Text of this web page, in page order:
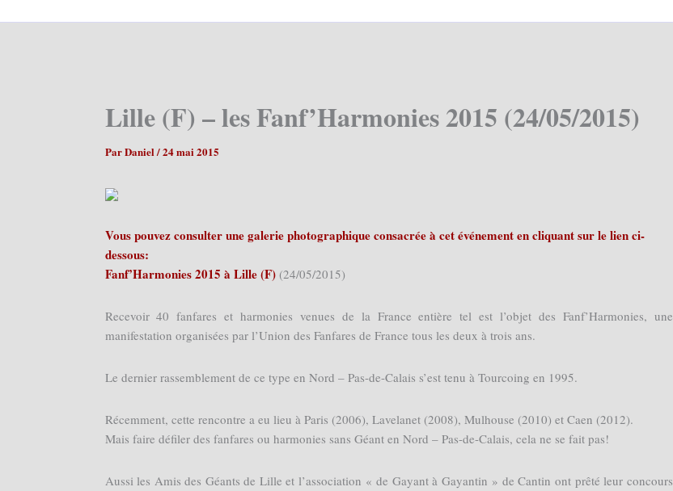
Lille (F) – les Fanf’Harmonies 2015 (24/05/2015)
ParDaniel /24 mai 2015
Vous pouvez consulter une galerie photographique consacrée à cet événement en cliquant sur le lien ci-
dessous:
Fanf’Harmonies 2015 à Lille (F)(24/05/2015)
Recevoir 40 fanfares et harmonies venues de la France entière tel est l’objet des Fanf’Harmonies, une
manifestation organisées par l’Union des Fanfares de France tous les deux à trois ans.
Le dernier rassemblement de ce type en Nord – Pas-de-Calais s’est tenu à Tourcoing en 1995.
Récemment, cette rencontre a eu lieu à Paris (2006), Lavelanet (2008), Mulhouse (2010) et Caen (2012).
Mais faire défiler des fanfares ou harmonies sans Géant en Nord – Pas-de-Calais, cela ne se fait pas!
Aussi les Amis des Géants de Lille et l’association « de Gayant à Gayantin » de Cantin ont prêté leur concours